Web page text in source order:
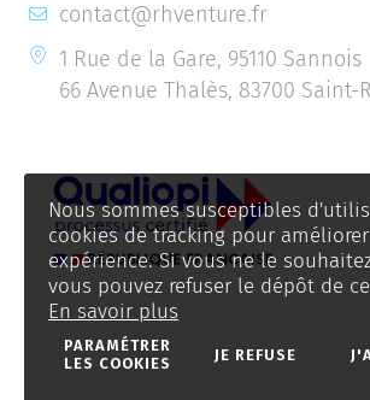
Nous sommes susceptibles
cookies de tracking pour
expérience. Si vous ne le
vous pouvez refuser le dépôt de
En savoir plus
PARAMÉTRER
LES COOKIES
JE REFUSE
contact@rhventure.fr
1 Rue de la Gare, 95110 Sannois
66 Avenue Thalès, 83700 Saint-